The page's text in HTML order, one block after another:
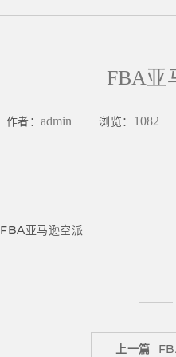
FBA亚
作者：admin 浏览： 1082
FBA亚马逊空派
上一篇